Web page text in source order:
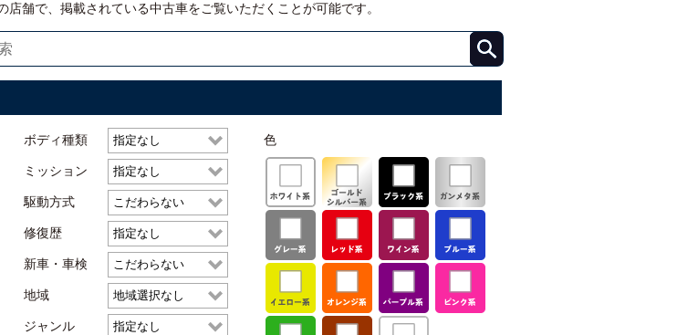
舗で、掲載されている中古車をご覧いただくことが可能です。
ボディ種類
ミッション
駆動方式
修復歴
新車・車検
地域
ジャンル
色